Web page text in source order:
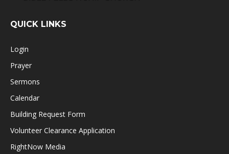
QUICK LINKS
Login
Prayer
Sermons
Calendar
Building Request Form
Volunteer Clearance Application
RightNow Media